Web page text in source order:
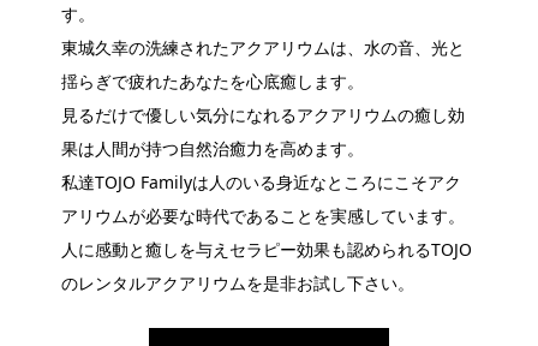
す。
東城久幸の洗練されたアクアリウムは、水の音、光と
揺らぎで疲れたあなたを心底癒します。
見るだけで優しい気分になれるアクアリウムの癒し効
果は人間が持つ自然治癒力を高めます。
私達TOJO Familyは人のいる身近なところにこそアク
アリウムが必要な時代であることを実感しています。
人に感動と癒しを与えセラピー効果も認められるTOJO
のレンタルアクアリウムを是非お試し下さい。